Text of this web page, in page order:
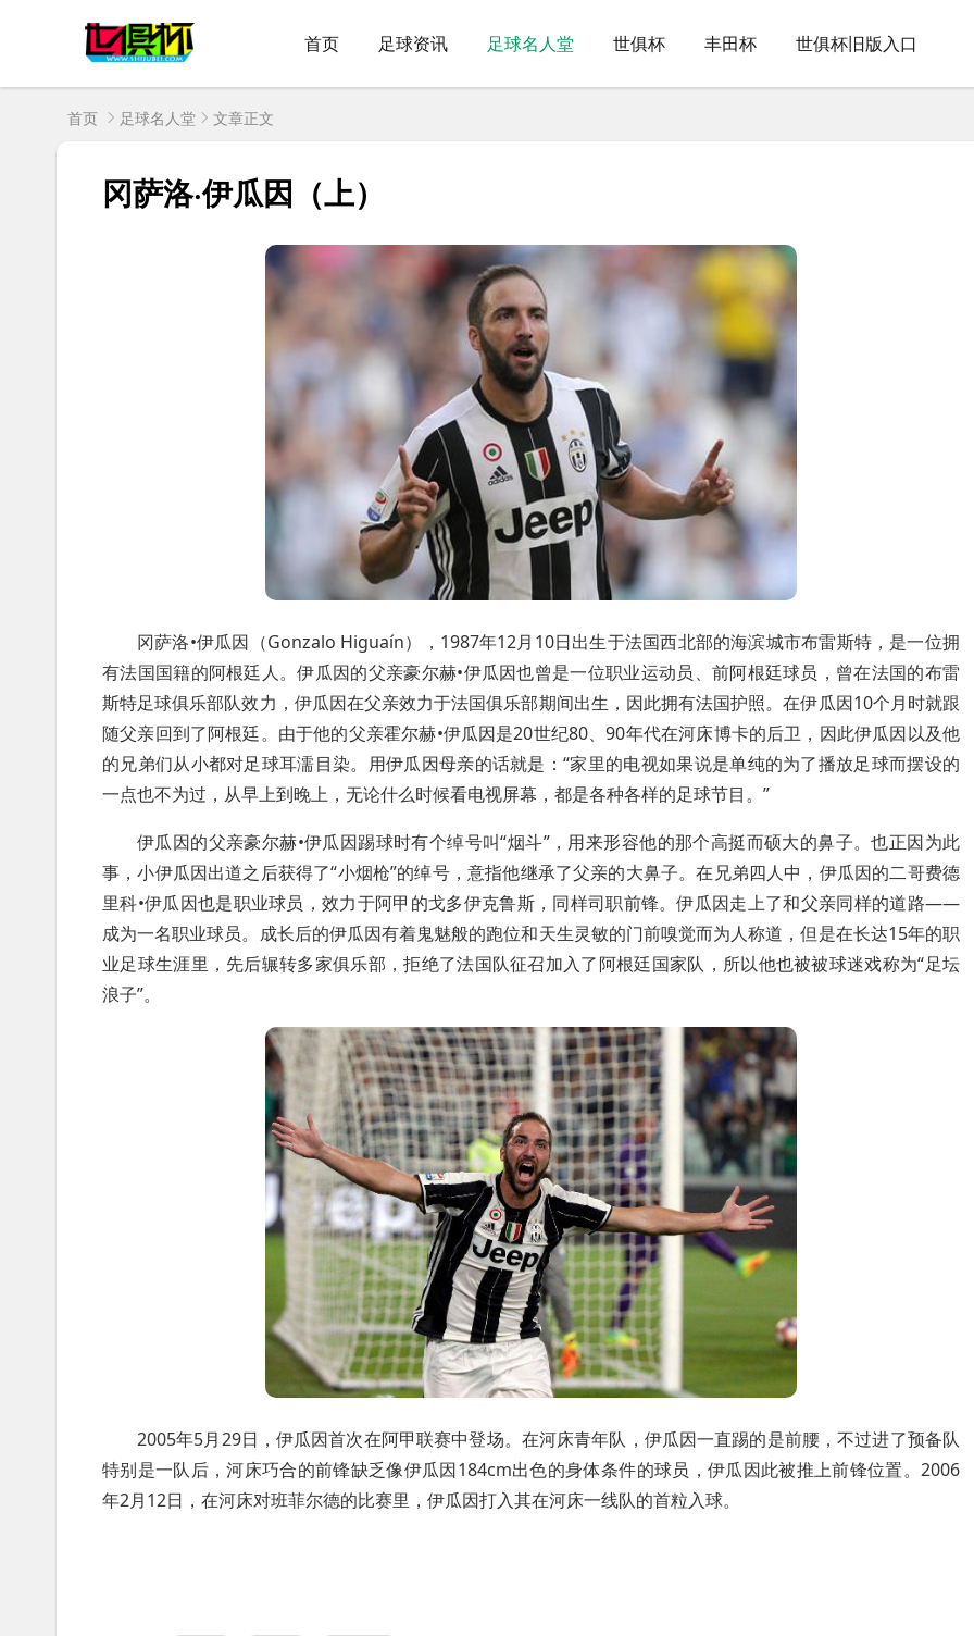
首页 足球资讯 足球名人堂 世俱杯 丰田杯 世俱杯旧版入口
首页 足球名人堂 文章正文
冈萨洛·伊瓜因（上）
冈萨洛•伊瓜因（Gonzalo Higuaín），1987年12月10日出生于法国西北部的海滨城市布雷斯特，是一位拥
有法国国籍的阿根廷人。伊瓜因的父亲豪尔赫•伊瓜因也曾是一位职业运动员、前阿根廷球员，曾在法国的布雷
斯特足球俱乐部队效力，伊瓜因在父亲效力于法国俱乐部期间出生，因此拥有法国护照。在伊瓜因10个月时就跟
随父亲回到了阿根廷。由于他的父亲霍尔赫•伊瓜因是20世纪80、90年代在河床博卡的后卫，因此伊瓜因以及他
的兄弟们从小都对足球耳濡目染。用伊瓜因母亲的话就是：“家里的电视如果说是单纯的为了播放足球而摆设的
一点也不为过，从早上到晚上，无论什么时候看电视屏幕，都是各种各样的足球节目。”
伊瓜因的父亲豪尔赫•伊瓜因踢球时有个绰号叫“烟斗”，用来形容他的那个高挺而硕大的鼻子。也正因为此
事，小伊瓜因出道之后获得了“小烟枪”的绰号，意指他继承了父亲的大鼻子。在兄弟四人中，伊瓜因的二哥费德
里科•伊瓜因也是职业球员，效力于阿甲的戈多伊克鲁斯，同样司职前锋。伊瓜因走上了和父亲同样的道路——
成为一名职业球员。成长后的伊瓜因有着鬼魅般的跑位和天生灵敏的门前嗅觉而为人称道，但是在长达15年的职
业足球生涯里，先后辗转多家俱乐部，拒绝了法国队征召加入了阿根廷国家队，所以他也被被球迷戏称为“足坛
浪子”。
2005年5月29日，伊瓜因首次在阿甲联赛中登场。在河床青年队，伊瓜因一直踢的是前腰，不过进了预备队
特别是一队后，河床巧合的前锋缺乏像伊瓜因184cm出色的身体条件的球员，伊瓜因此被推上前锋位置。2006
年2月12日，在河床对班菲尔德的比赛里，伊瓜因打入其在河床一线队的首粒入球。